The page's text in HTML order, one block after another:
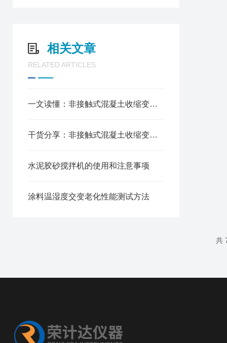
相关文章
RELATED ARTICLES
一文读懂：非接触式混凝土收缩变形测定仪使用常见问题及解决方法
干货分享：非接触式混凝土收缩变形测定仪定期维护保养方法全解析
水泥胶砂搅拌机的使用和注意事项
涂料温湿度交变老化性能测试方法
共